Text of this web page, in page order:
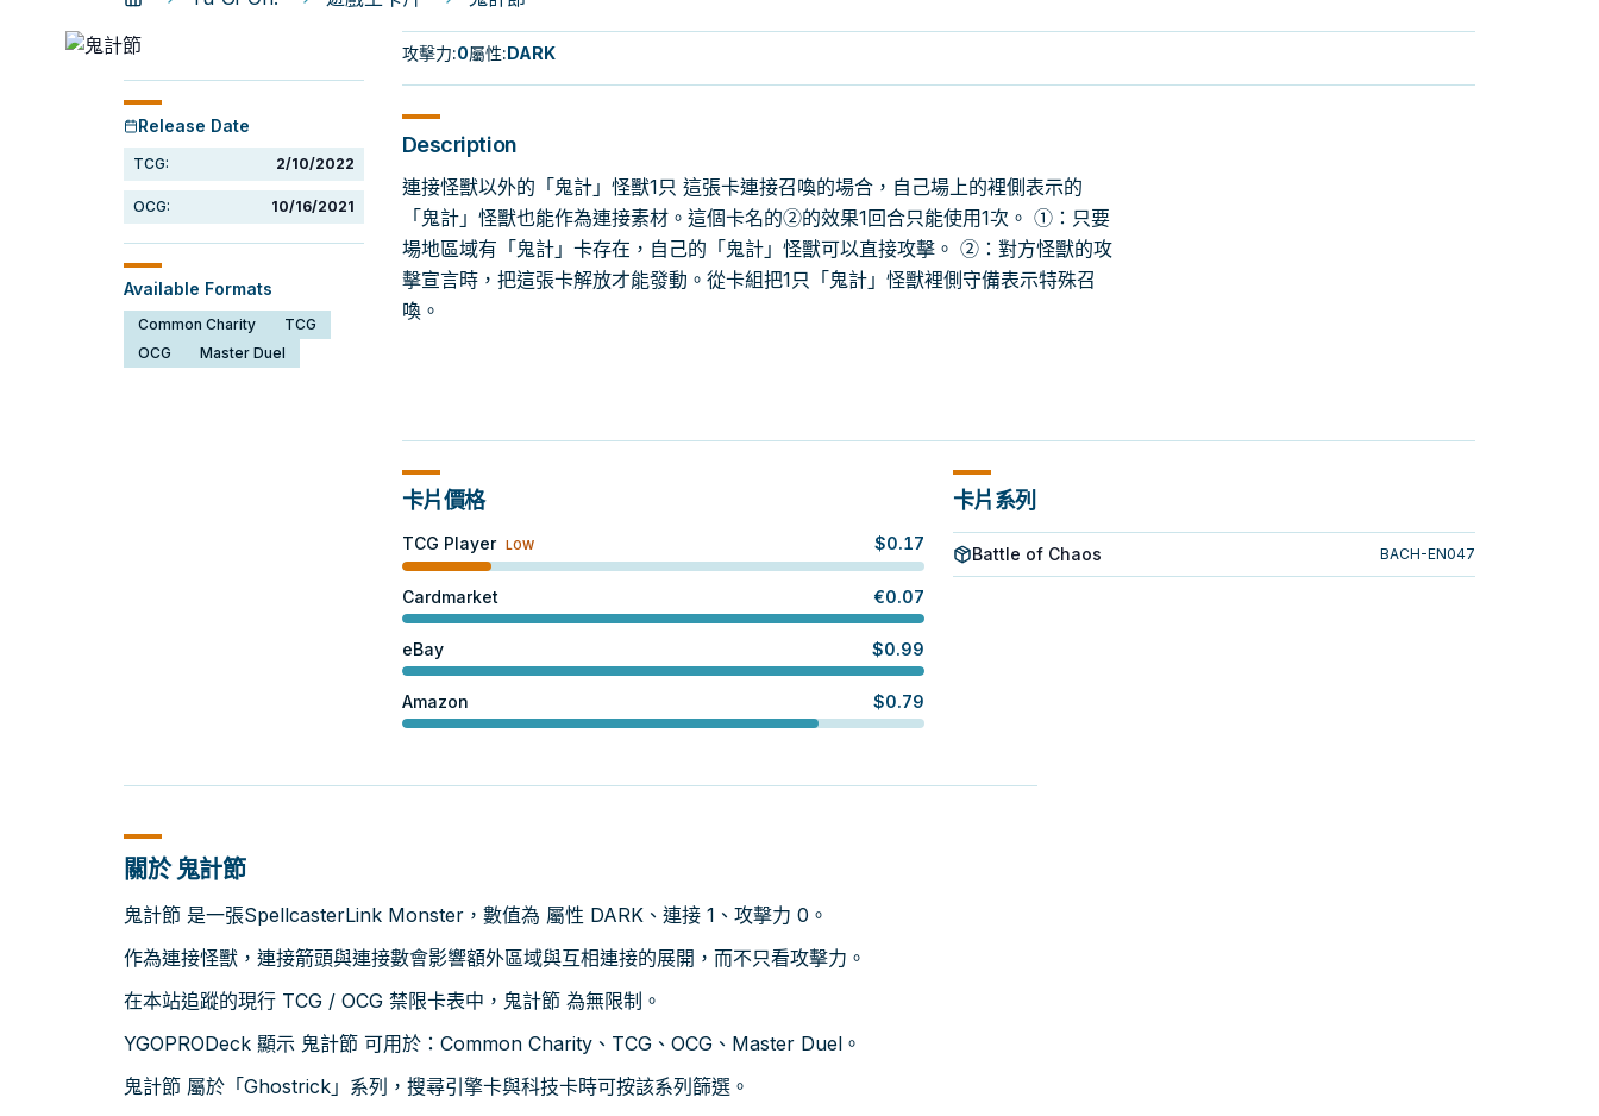
Release Date
TCG: 2/10/2022
OCG: 10/16/2021
Available Formats
Common Charity
TCG
OCG
Master Duel
攻擊力:0屬性:DARK
Description
連接怪獸以外的「鬼計」怪獸1只 這張卡連接召喚的場合，自己場上的裡側表示的
「鬼計」怪獸也能作為連接素材。這個卡名的②的效果1回合只能使用1次。 ①：只要
場地區域有「鬼計」卡存在，自己的「鬼計」怪獸可以直接攻擊。 ②：對方怪獸的攻
擊宣言時，把這張卡解放才能發動。從卡組把1只「鬼計」怪獸裡側守備表示特殊召
喚。
卡片價格
TCG Player LOW $0.17
Cardmarket €0.07
eBay $0.99
Amazon $0.79
卡片系列
Battle of Chaos BACH-EN047
關於 鬼計節
鬼計節 是一張SpellcasterLink Monster，數值為 屬性 DARK、連接 1、攻擊力 0。
作為連接怪獸，連接箭頭與連接數會影響額外區域與互相連接的展開，而不只看攻擊力。
在本站追蹤的現行 TCG / OCG 禁限卡表中，鬼計節 為無限制。
YGOPRODeck 顯示 鬼計節 可用於：Common Charity、TCG、OCG、Master Duel。
鬼計節 屬於「Ghostrick」系列，搜尋引擎卡與科技卡時可按該系列篩選。